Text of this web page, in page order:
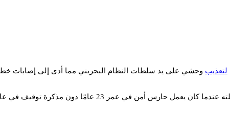
لتعذيب وحشي على يد سلطات النظام البحريني مما أدى إلى إصابات
عامًا دون مذكرة توقيف في عام 2011 بعد مداهمة منزله.